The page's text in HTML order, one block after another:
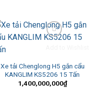
Xe tải Chenglong H5 gắn cẩu
KANGLIM KS5206 15 Tấn
1,400,000,000₫